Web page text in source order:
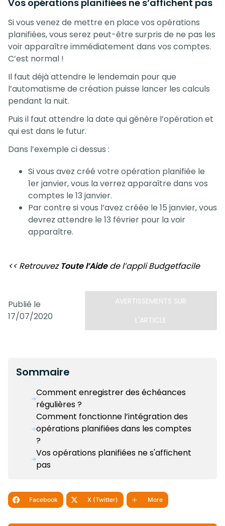
Vos opérations planifiées ne s’affichent pas
Si vous venez de mettre en place vos opérations
planifiées, vous serez peut-être surpris de ne pas les
voir apparaître immédiatement dans vos comptes.
C’est normal !
Il faut déjà attendre le lendemain pour que
l’automatisme de création puisse lancer les calculs
pendant la nuit.
Puis il faut attendre la date qui génère l’opération et
qui est dans le futur.
Dans l’exemple ci dessus :
Si vous avez créé votre opération planifiée le
1er janvier, vous la verrez apparaître dans vos
comptes le 13 janvier.
Par contre si vous l’avez créée le 15 janvier, vous
devrez attendre le 13 février pour la voir
apparaître.
<< Retrouvez Toute l’Aidede l’appli Budgetfacile
Publié le
17/07/2020
AVERTISSEMENTS SUR
L'ARTICLE
Sommaire
Comment enregistrer des échéances
régulières ?
Comment fonctionne l’intégration des
opérations planifiées dans les comptes
?
Vos opérations planifiées ne s'affichent
pas
Facebook X (Twitter) More